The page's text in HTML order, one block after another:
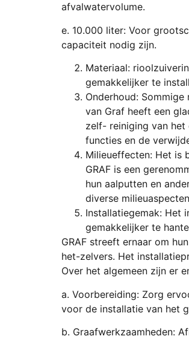
afvalwatervolume.
e. 10.000 liter: Voor
capaciteit nodig zijn.
Materiaal:
gemakkelijker te
Onderhoud:
van Graf heeft een
zelf- reiniging van
functies en de
Milieueffecten: Het is
GRAF is een
hun aalputten en
diverse
Installatiegemak: Het
gemakkelijker te
GRAF streeft ernaar om
het-zelvers. Het
Over het algemeen zijn er
a. Voorbereiding: Zorg
voor de installatie van het
b. Graafwerkzaamheden: